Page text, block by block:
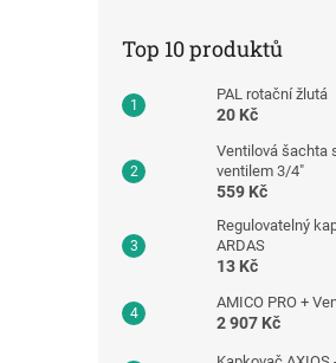
Top 10 produktů
PAL rotační žlutá
20 Kč
Ventilová šachta
ventilem 3/4"
559 Kč
Regulovatelný
ARDAS
13 Kč
AMICO PRO +
2 907 Kč